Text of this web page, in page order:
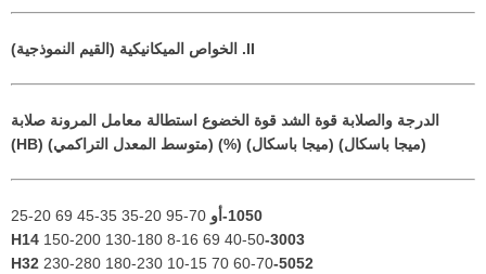
II. الخواص الميكانيكية (القيم النموذجية)
الدرجة والصلابة قوة الشد قوة الخضوع استطالة معامل المرونة صلابة
(ميجا باسكال) (ميجا باسكال) (%) (متوسط المعدل التراكمي) (HB)
1050-أو
70-95 20-35 35-45 69 20-25
3003-H14
150-200 130-180 8-16 69 40-50
5052-H32
230-280 180-230 10-15 70 60-70